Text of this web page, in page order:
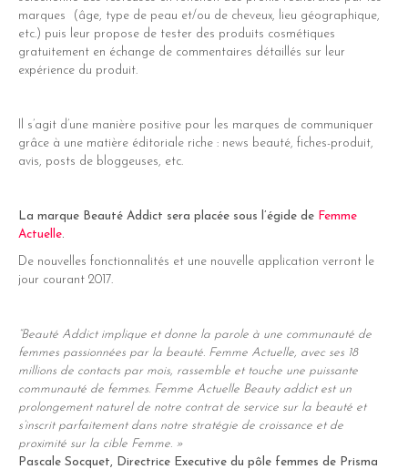
marques (âge, type de peau et/ou de cheveux, lieu géographique,
etc.) puis leur propose de tester des produits cosmétiques
gratuitement en échange de commentaires détaillés sur leur
expérience du produit.
Il s’agit d’une manière positive pour les marques de communiquer
grâce à une matière éditoriale riche : news beauté, fiches-produit,
avis, posts de bloggeuses, etc.
La marque Beauté Addict sera placée sous l’égide de Femme
Actuelle
De nouvelles fonctionnalités et une nouvelle application verront le
jour courant 2017.
“Beauté Addict implique et donne la parole à une communauté de
femmes passionnées par la beauté. Femme Actuelle, avec ses 18
millions de contacts par mois, rassemble et touche une puissante
communauté de femmes. Femme Actuelle Beauty addict est un
prolongement naturel de notre contrat de service sur la beauté et
s’inscrit parfaitement dans notre stratégie de croissance et de
proximité sur la cible Femme. »
Pascale Socquet, Directrice Executive du pôle femmes de Prisma